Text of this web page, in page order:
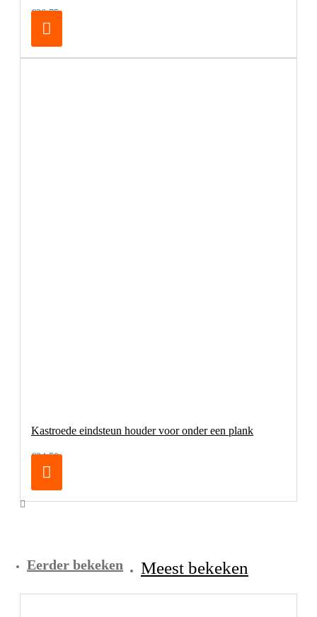
€36,75
Kastroede eindsteun houder voor onder een plank
€34,50
Eerder bekeken Meest bekeken